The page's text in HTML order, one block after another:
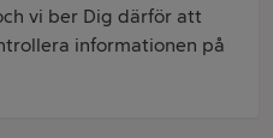
vi ber Dig därför att
informationen på